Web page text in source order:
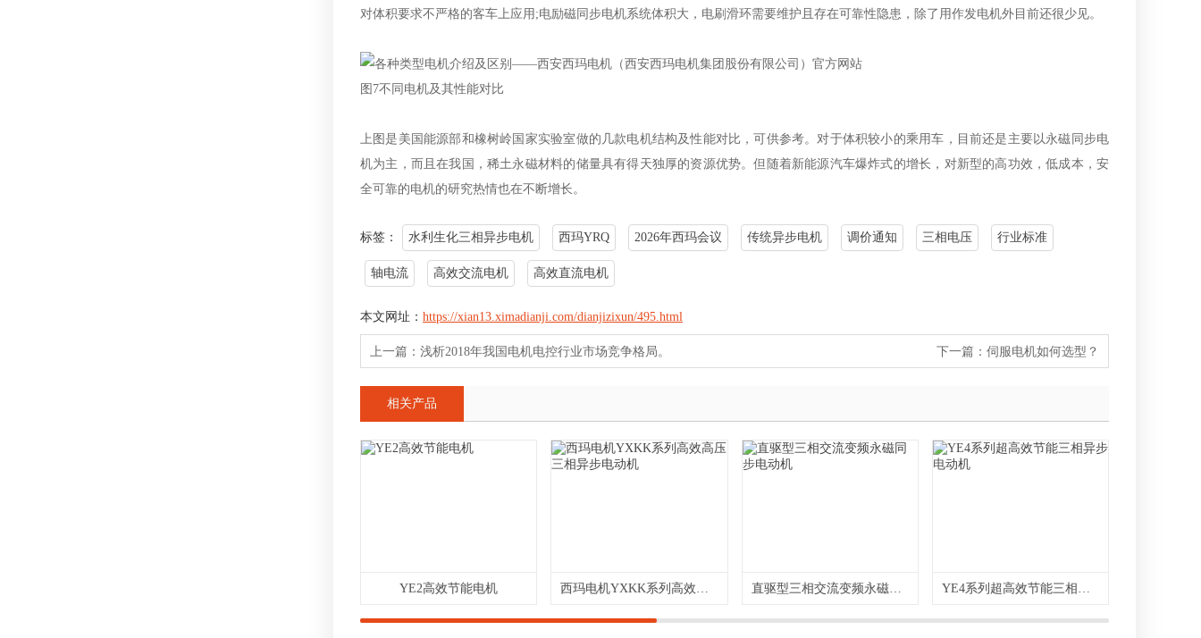
对体积要求不严格的客车上应用;电励磁同步电机系统体积大，电刷滑环需要维护且存在可靠性隐患，除了用作发电机外目前还很少见。
图7不同电机及其性能对比
上图是美国能源部和橡树岭国家实验室做的几款电机结构及性能对比，可供参考。对于体积较小的乘用车，目前还是主要以永磁同步电
机为主，而且在我国，稀土永磁材料的储量具有得天独厚的资源优势。但随着新能源汽车爆炸式的增长，对新型的高功效，低成本，安
全可靠的电机的研究热情也在不断增长。
标签： 水利生化三相异步电机 西玛YRQ 2026年西玛会议 传统异步电机 调价通知 三相电压 行业标准
轴电流 高效交流电机 高效直流电机
本文网址： https://xian13.ximadianji.com/dianjizixun/495.html
上一篇： 浅析2018年我国电机电控行业市场竞争格局。 下一篇： 伺服电机如何选型？
相关产品
YE2高效节能电机 西玛电机YXKK系列高效高压三相异步电动机 直驱型三相交流变频永磁同步电动机 YE4系列超高效节能三相异步电动机